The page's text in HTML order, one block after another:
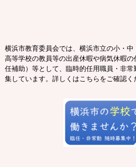
横浜市教育委員会では、横浜市立の小・中
高等学校の教員等の出産休暇や病気休暇の
任補助）等として、臨時的任用職員・非
集しています。詳しくはこちらをご確認く